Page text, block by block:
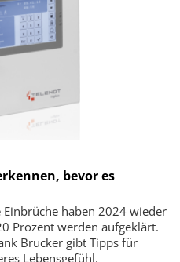
bevor es
haben 2024 wieder
Prozent werden aufgeklärt.
Brucker gibt Tipps für
Lebensgefühl.